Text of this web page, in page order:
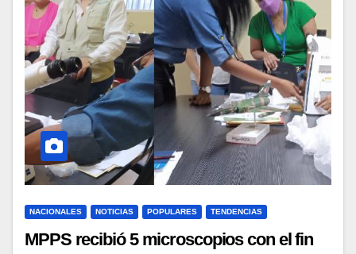
NACIONALES NOTICIAS POPULARES TENDENCIAS
MPPS recibió 5 microscopios con el fin